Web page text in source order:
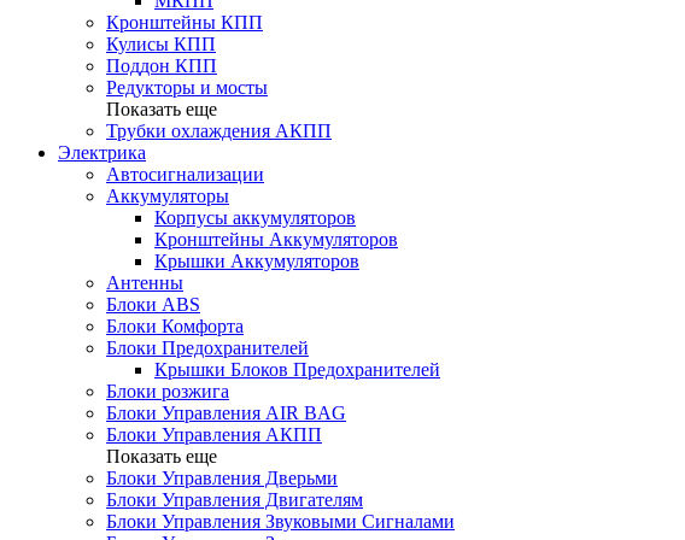
Кронштейны КПП
Кулисы КПП
Поддон КПП
Редукторы и мосты
Показать еще
Трубки охлаждения АКПП
Электрика
Автосигнализации
Аккумуляторы
Корпусы аккумуляторов
Кронштейны Аккумуляторов
Крышки Аккумуляторов
Антенны
Блоки ABS
Блоки Комфорта
Блоки Предохранителей
Крышки Блоков Предохранителей
Блоки розжига
Блоки Управления AIR BAG
Блоки Управления АКПП
Показать еще
Блоки Управления Дверьми
Блоки Управления Двигателям
Блоки Управления Звуковыми Сигналами